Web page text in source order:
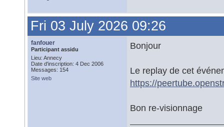
Fri 03 July 2026 09:26
fanfouer
Participant assidu
Lieu: Annecy
Date d'inscription: 4 Dec 2006
Messages: 154
Site web
Bonjour
Le replay de cet
https://
Bon re-visionnage